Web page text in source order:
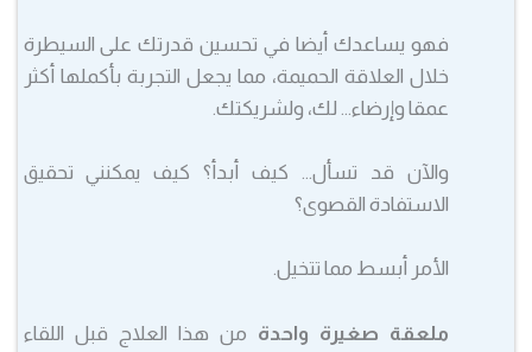
فهو يساعدك أيضا في تحسين قدرتك على السيطرة
خلال العلاقة الحميمة، مما يجعل التجربة بأكملها أكثر
عمقا وإرضاء… لك، ولشريكتك.
والآن قد تسأل… كيف أبدأ؟ كيف يمكنني تحقيق
الاستفادة القصوى؟
الأمر أبسط مما تتخيل.
ملعقة صغيرة واحدةمن هذا العلاج قبل اللقاء